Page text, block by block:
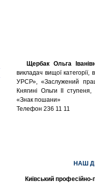
Щербак Ольга
викладач вищої категорії,
УРСР», «Заслужений
Княгині Ольги ІІ
«Знак пошани»
Телефон 236 11 11
НАШ
Київський